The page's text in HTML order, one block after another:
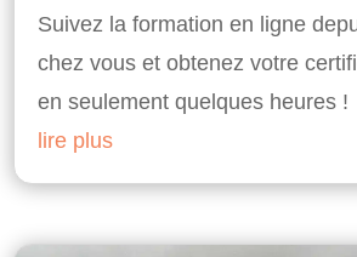
Suivez la formation en ligne
chez vous et obtenez votre
en seulement quelques heures !
lire plus